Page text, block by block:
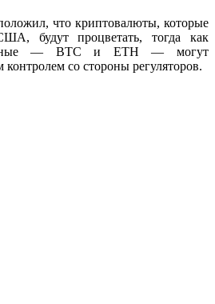
что криптовалюты, которые
будут процветать, тогда как
— BTC и ETH — могут
контролем со стороны регуляторов.